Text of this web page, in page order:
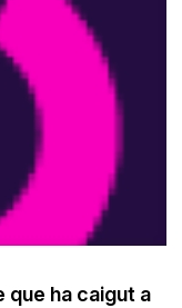
que ha caigut a